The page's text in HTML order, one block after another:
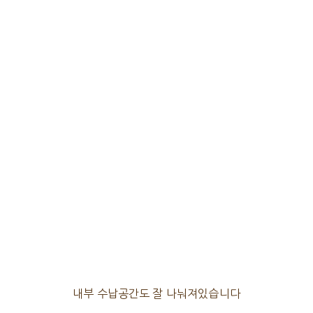
내부 수납공간도 잘 나눠져있습니다